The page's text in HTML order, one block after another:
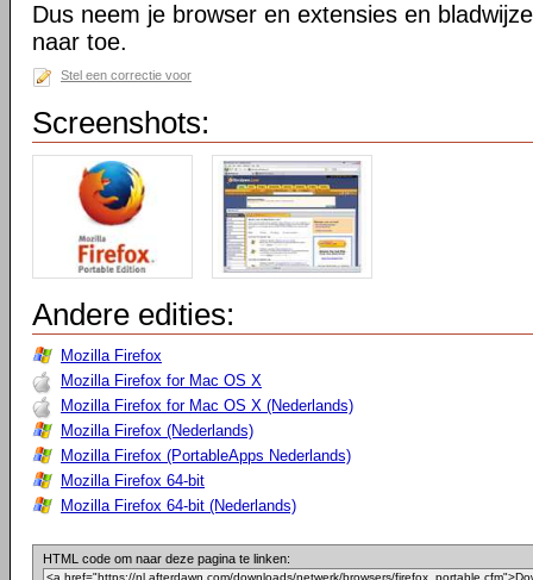
Dus neem je browser en extensies en
naar toe.
Stel een correctie voor
Screenshots:
Andere edities:
Mozilla Firefox
Mozilla Firefox for Mac OS X
Mozilla Firefox for Mac OS X (Nederlands)
Mozilla Firefox (Nederlands)
Mozilla Firefox (PortableApps Nederlands)
Mozilla Firefox 64-bit
Mozilla Firefox 64-bit (Nederlands)
HTML code om naar deze pagina te linken: